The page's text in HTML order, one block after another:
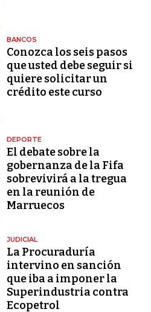
BANCOS
Conozca los seis pasos
que usted debe seguir si
quiere solicitar un
crédito este curso
DEPORTE
El debate sobre la
gobernanza de la Fifa
sobrevivirá a la tregua
en la reunión de
Marruecos
JUDICIAL
La Procuraduría
intervino en sanción
que iba a imponer la
Superindustria contra
Ecopetrol